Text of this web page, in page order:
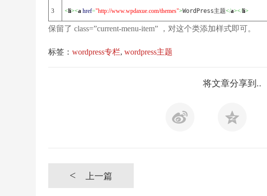
3 <li><a href="http://www.wpdaxue.com/themes">WordPress主题</a></li>
保留了 class=”current-menu-item” ，对这个类添加样式即可。
标签： wordpress专栏, wordpress主题
将文章分享到..
< 上一篇